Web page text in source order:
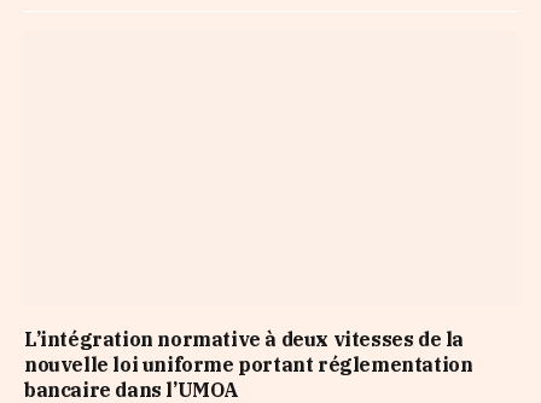
L’intégration normative à deux vitesses de la
nouvelle loi uniforme portant réglementation
bancaire dans l’UMOA